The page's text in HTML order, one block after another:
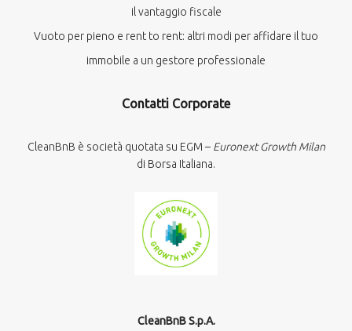
il vantaggio fiscale
Vuoto per pieno e rent to rent: altri modi per affidare il tuo
immobile a un gestore professionale
Contatti Corporate
CleanBnB è società quotata su EGM – Euronext Growth Milan
di Borsa Italiana.
CleanBnB S.p.A.